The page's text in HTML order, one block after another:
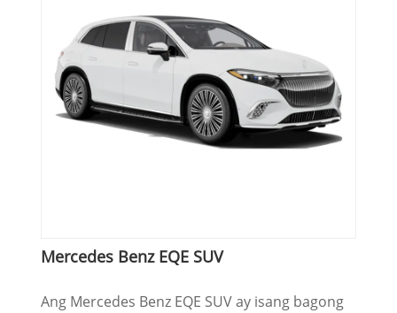
Mercedes Benz EQE SUV
Ang Mercedes Benz EQE SUV ay isang bagong